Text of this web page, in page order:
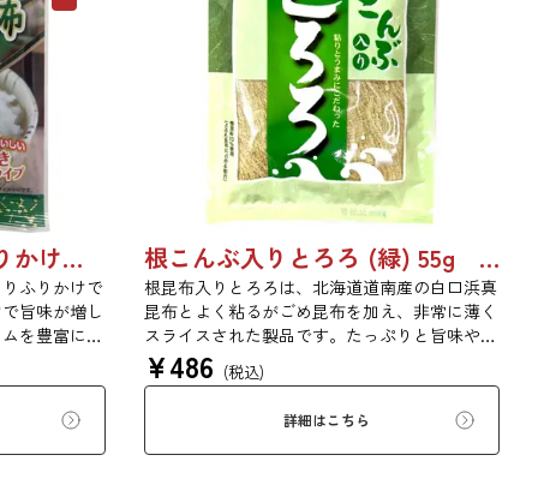
昆布屋さんが作ったふりかけ昆布 30g 単品 5袋セット 20袋セット 5072
ふりかけで
旨味が増し
を豊富に含
根こんぶ入りとろろ (緑) 55g 単品 5袋セット 20袋セット 3054
根昆布入りとろろは、北海道道南産の白口浜真
昆布とよく粘るがごめ昆布を加え、非常に薄く
スライスされた製品です。たっぷりと旨味や粘
りがあり、昆布本来の風味を存分にご賞味いた
だけます。現代の食生活にぜひ一日一度、お好
¥486 (税込)
詳細はこちら